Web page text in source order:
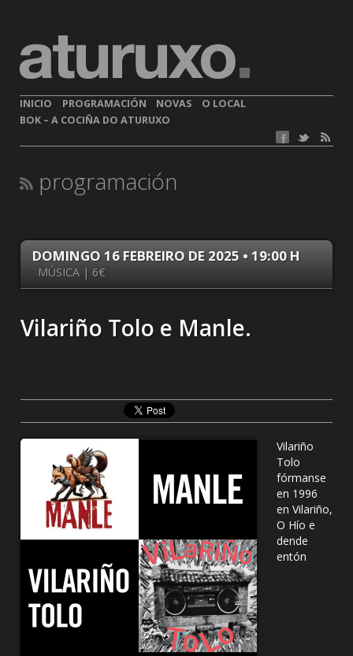
INICIO PROGRAMACIÓN NOVAS
O LOCAL
BOK – A COCIÑA DO ATURUXO
programación
DOMINGO 16 FEBREIRO DE 2025 • 19:00 H
MÚSICA | 6€
Vilariño Tolo e Manle.
Vilariño
Tolo
fórmanse
en 1996
en Vilariño,
O Hío e
dende
entón